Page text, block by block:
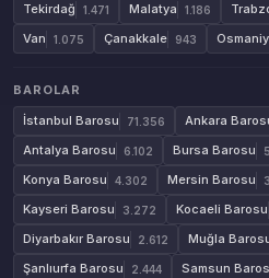
Tekirdağ 1.471 Malatya 1.186
Van 1.075 Çanakkale 943
BAROLAR
İstanbul Barosu
71.356 Ankara
Antalya Barosu 6.102 Bursa Barosu
Konya Barosu 4.302 Mersin Barosu
Kayseri Barosu 3.272 Kocaeli Barosu
Diyarbakır Barosu 2.612 Muğla
Şanlıurfa Barosu 2.444 Samsun